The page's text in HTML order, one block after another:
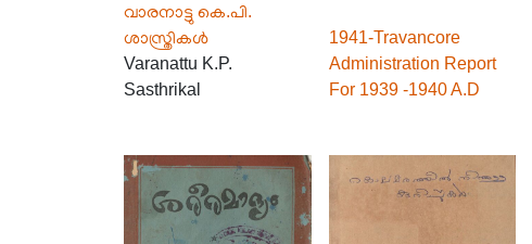
വാരനാട്ടു കെ.പി.
ശാസ്ത്രികൾ
Varanattu K.P.
Sasthrikal
1941-Travancore
Administration Report
For 1939 -1940 A.D